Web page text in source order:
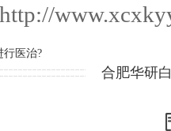
http://
行医治?
合肥华研